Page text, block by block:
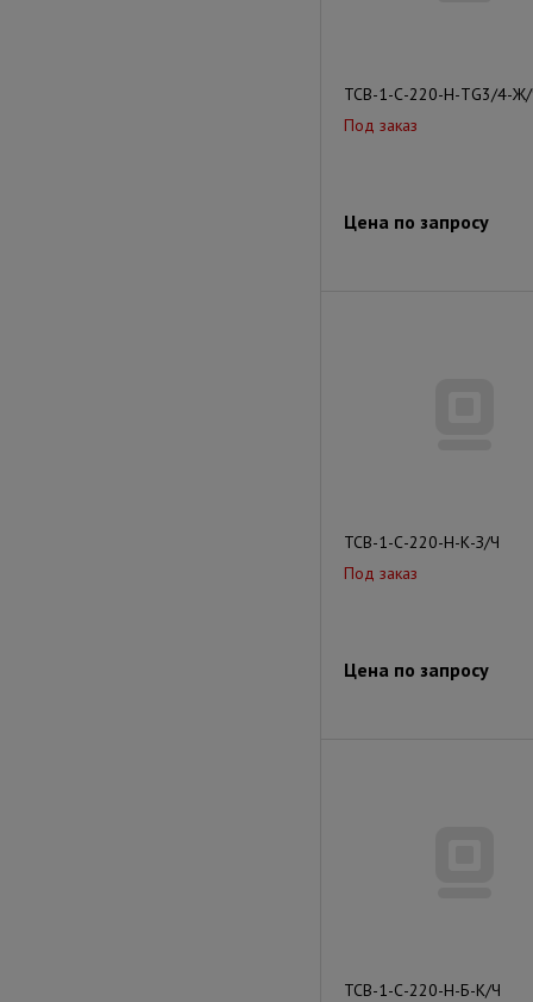
ТСВ-1-С-220-Н-ТG3/4-
Под заказ
Цена по запросу
ТСВ-1-С-220-Н-К-З/Ч
Под заказ
Цена по запросу
ТСВ-1-С-220-Н-Б-К/Ч